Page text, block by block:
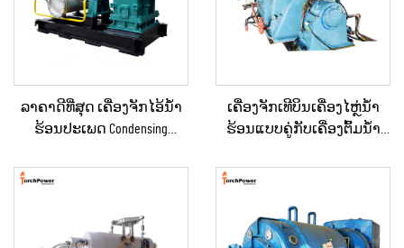
ລາຄາດີທີ່ສຸດ ເຄື່ອງຈັກໄອ້ນ້ຳ
ຮ້ອນປະເພດ Condensing
500KW, 1MW ສຳລັບການສະຫ
ອຸດສາຫະກຳ
ເຄື່ອງຈັກເທີບິນເຄື່ອງໄຫຼ່ນ້ຳ
ຮ້ອນແບບຄູ່ກັບເຄື່ອງຕົ້ມນ້ຳ
Pressure) ສອງຂັ້ນຕອນ 3MW-
ຜະລິດພະລັງງານໃນສະຖານີ
ພະລັງງານ